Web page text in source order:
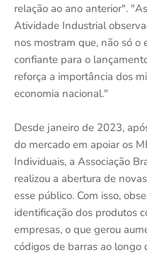
relação ao ano anterior".
Atividade Industrial
nos mostram que, não só o
confiante para o
reforça a importância dos
economia nacional."
Desde janeiro de 2023,
do mercado em apoiar os
Individuais, a Associação
realizou a abertura de
esse público. Com isso,
identificação dos produtos
empresas, o que gerou
códigos de barras ao longo